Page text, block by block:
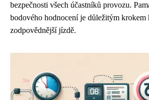
bezpečnosti všech účastníků provozu.
bodového hodnocení je důležitým krokem
zodpovědnější jízdě.